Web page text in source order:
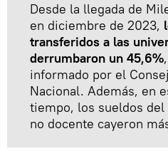
Desde la llegada de
en diciembre de 2023,
transferidos a las
derrumbaron un 45,6%
informado por el
Nacional. Además, en
tiempo, los sueldos
no docente cayeron